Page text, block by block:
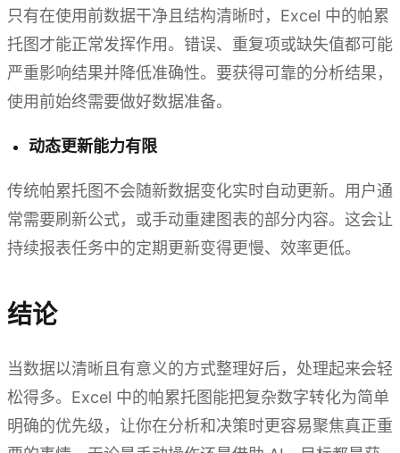
只有在使用前数据干净且结构清晰时，Excel 中的帕累
托图才能正常发挥作用。错误、重复项或缺失值都可能
严重影响结果并降低准确性。要获得可靠的分析结果，
使用前始终需要做好数据准备。
动态更新能力有限
传统帕累托图不会随新数据变化实时自动更新。用户通
常需要刷新公式，或手动重建图表的部分内容。这会让
持续报表任务中的定期更新变得更慢、效率更低。
结论
当数据以清晰且有意义的方式整理好后，处理起来会轻
松得多。Excel 中的帕累托图能把复杂数字转化为简单
明确的优先级，让你在分析和决策时更容易聚焦真正重